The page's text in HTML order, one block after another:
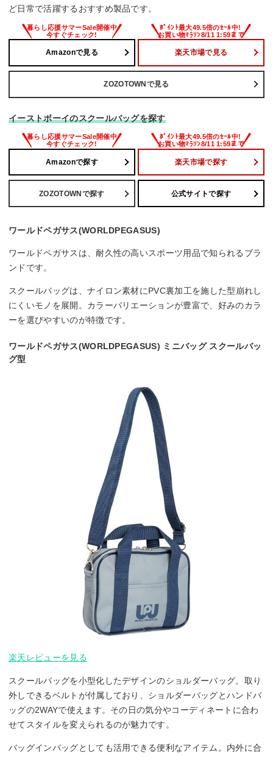
ど日常で活躍するおすすめ製品です。
Amazonで見る 楽天市場で見る
ZOZOTOWNで見る
イーストボーイのスクールバッグを探す
Amazonで探す 楽天市場で探す
ZOZOTOWNで探す 公式サイトで探す
ワールドペガサス(WORLDPEGASUS)
ワールドペガサスは、耐久性の高いスポーツ用品で知られるブラ
ンドです。
スクールバッグは、ナイロン素材にPVC裏加工を施した型崩れし
にくいモノを展開。カラーバリエーションが豊富で、好みのカラ
ーを選びやすいのが特徴です。
ワールドペガサス(WORLDPEGASUS) ミニバッグ スクールバッ
グ型
楽天レビューを見る
スクールバッグを小型化したデザインのショルダーバッグ。取り
外しできるベルトが付属しており、ショルダーバッグとハンドバ
ッグの2WAYで使えます。その日の気分やコーディネートに合わ
せてスタイルを変えられるのが魅力です。
バッグインバッグとしても活用できる便利なアイテム。内外に合